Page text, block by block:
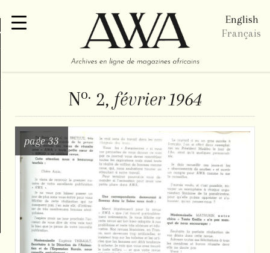
English
Français
No. 2, février 1964
page 33